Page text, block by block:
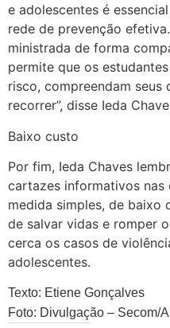
e adolescentes é
rede de prevenção
ministrada de forma
permite que os
risco, compreendam seus
recorrer”, disse Ieda
Baixo custo
Por fim, Ieda Chaves
cartazes informativos nas
medida simples, de baixo
de salvar vidas e romper
cerca os casos de
adolescentes.
Texto: Etiene Gonçalves
Foto: Divulgação – Secom/